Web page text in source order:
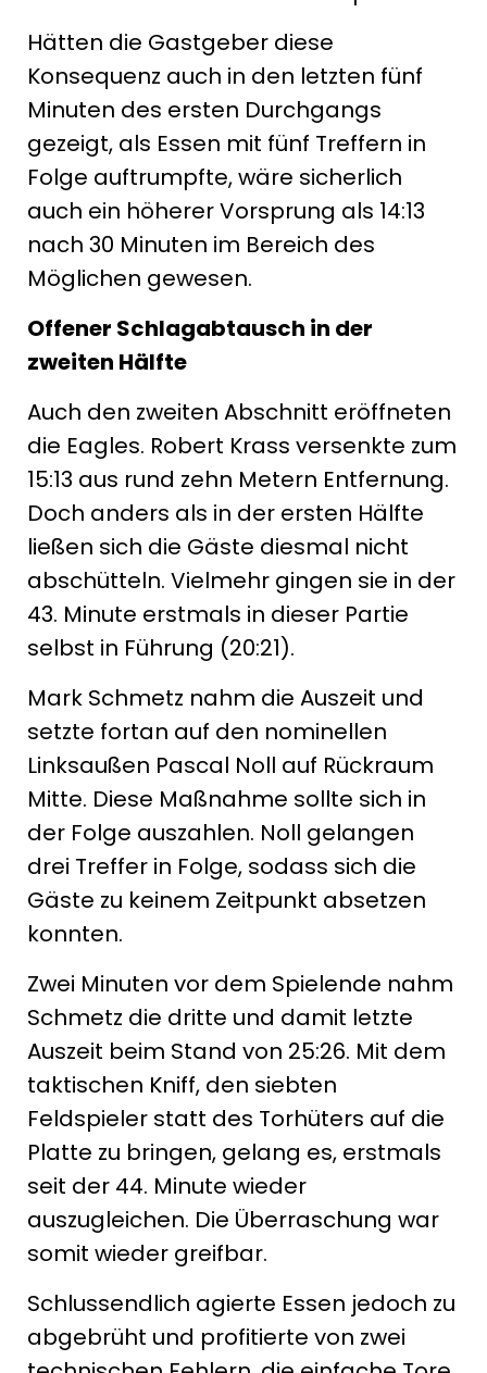
Hätten die Gastgeber diese
Konsequenz auch in den letzten fünf
Minuten des ersten Durchgangs
gezeigt, als Essen mit fünf Treffern in
Folge auftrumpfte, wäre sicherlich
auch ein höherer Vorsprung als 14:13
nach 30 Minuten im Bereich des
Möglichen gewesen.
Offener Schlagabtausch in der
zweiten Hälfte
Auch den zweiten Abschnitt eröffneten
die Eagles. Robert Krass versenkte zum
15:13 aus rund zehn Metern Entfernung.
Doch anders als in der ersten Hälfte
ließen sich die Gäste diesmal nicht
abschütteln. Vielmehr gingen sie in der
43. Minute erstmals in dieser Partie
selbst in Führung (20:21).
Mark Schmetz nahm die Auszeit und
setzte fortan auf den nominellen
Linksaußen Pascal Noll auf Rückraum
Mitte. Diese Maßnahme sollte sich in
der Folge auszahlen. Noll gelangen
drei Treffer in Folge, sodass sich die
Gäste zu keinem Zeitpunkt absetzen
konnten.
Zwei Minuten vor dem Spielende nahm
Schmetz die dritte und damit letzte
Auszeit beim Stand von 25:26. Mit dem
taktischen Kniff, den siebten
Feldspieler statt des Torhüters auf die
Platte zu bringen, gelang es, erstmals
seit der 44. Minute wieder
auszugleichen. Die Überraschung war
somit wieder greifbar.
Schlussendlich agierte Essen jedoch zu
abgebrüht und profitierte von zwei